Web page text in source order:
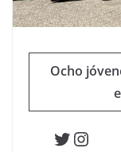
Ocho
Twitter